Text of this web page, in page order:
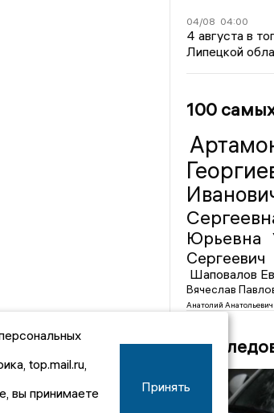
04/08 04:00
4 августа в
Липецкой
100
Юрьевна
Сергеевич
Шаповалов
Вячеслав
Анатолий Анатольевич
top.mail.ru,
вы принимаете
Принять